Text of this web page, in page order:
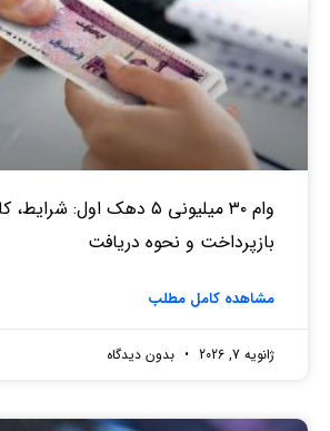
وام ۳۰ میلیونی ۵ دهک اول:
بازپرداخت و نحوه دریافت
مشاهده کامل مطلب
ژانویه 7, 2026 بدون دیدگاه